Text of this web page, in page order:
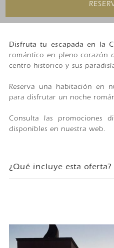
Disfruta tu escapada en la
romántico en pleno corazón
centro historico y sus
Reserva una habitación en
para disfrutar un noche
Consulta las promociones
disponibles en nuestra web.
¿Qué incluye esta oferta?